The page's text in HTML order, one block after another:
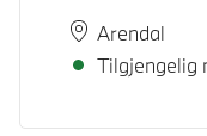
PlassArendal
Leveringstid
Tilgjengelig